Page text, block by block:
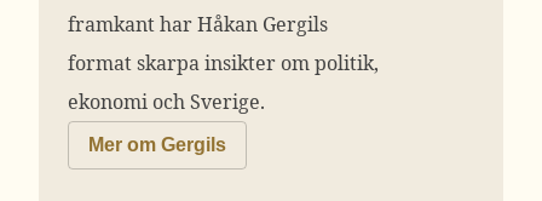
framkant har Håkan Gergils
format skarpa insikter om politik,
ekonomi och Sverige.
Mer om Gergils